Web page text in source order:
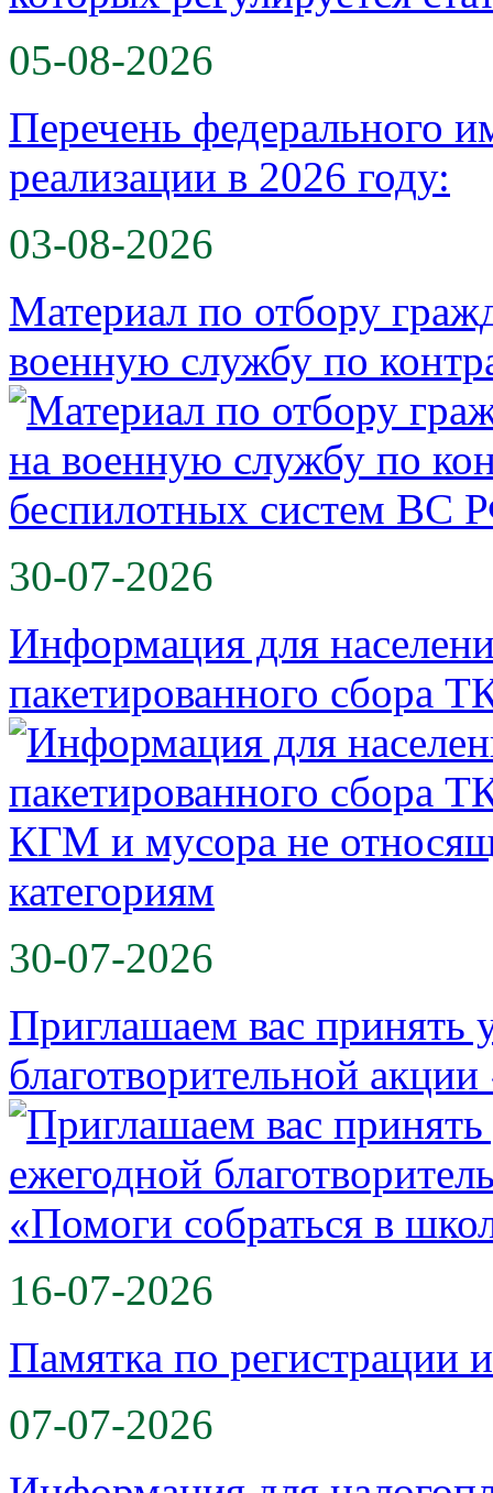
05-08-2026
Перечень федерального
реализации в 2026 году:
03-08-2026
Материал по отбору
военную службу по
30-07-2026
Информация для
пакетированного сбора
30-07-2026
Приглашаем вас принять
благотворительной
16-07-2026
Памятка по
07-07-2026